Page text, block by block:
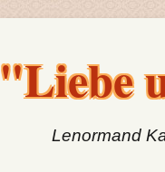
"Liebe
Lenormand